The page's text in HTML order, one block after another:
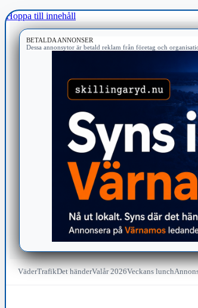
Hoppa till innehåll
BETALDA ANNONSER
Dessa annonsytor är betald reklam från företag och
VäderTrafikDet händerValår 2026Veckans lunch